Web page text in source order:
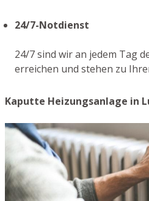
24/7-Notdienst
24/7 sind wir an jedem Tag
erreichen und stehen zu
Kaputte Heizungsanlage in